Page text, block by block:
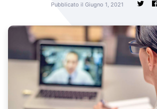
Pubblicato il Giugno 1, 2021